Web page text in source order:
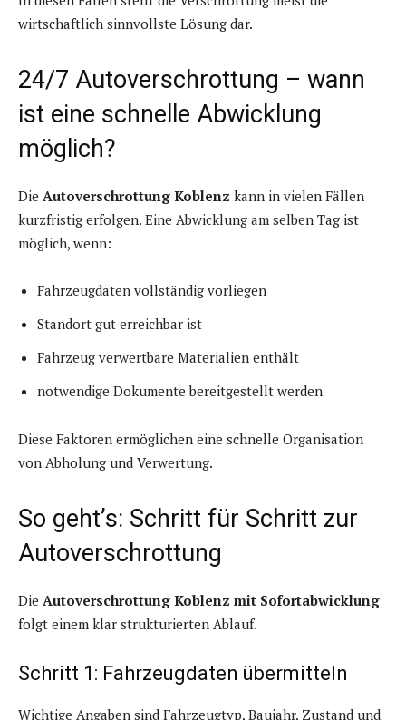
wirtschaftlich sinnvollste Lösung dar.
24/7 Autoverschrottung – wann
ist eine schnelle Abwicklung
möglich?
Die Autoverschrottung Koblenz kann in vielen Fällen
kurzfristig erfolgen. Eine Abwicklung am selben Tag ist
möglich, wenn:
Fahrzeugdaten vollständig vorliegen
Standort gut erreichbar ist
Fahrzeug verwertbare Materialien enthält
notwendige Dokumente bereitgestellt werden
Diese Faktoren ermöglichen eine schnelle Organisation
von Abholung und Verwertung.
So geht’s: Schritt für Schritt zur
Autoverschrottung
Die Autoverschrottung Koblenz mit Sofortabwicklung
folgt einem klar strukturierten Ablauf.
Schritt 1: Fahrzeugdaten übermitteln
Wichtige Angaben sind Fahrzeugtyp, Baujahr, Zustand und